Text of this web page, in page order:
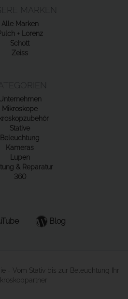
MARKEN
Alle Marken
+ Lorenz
Schott
Zeiss
Mikroskope
Stative
Beleuchtung
Kameras
Lupen
& Reparatur
360
Blog
- Vom Stativ bis zur Beleuchtung Ihr